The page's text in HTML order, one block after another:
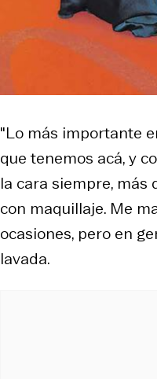
"Lo más importante
que tenemos acá, y
la cara siempre,
con maquillaje. Me
ocasiones, pero en
lavada.